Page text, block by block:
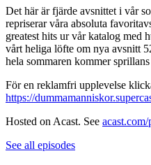
Det här är fjärde avsnittet i vår
repriserar våra absoluta
greatest hits ur vår katalog med
vårt heliga löfte om nya avsnitt
hela sommaren kommer
För en reklamfri upplevelse
https://
Hosted on Acast. See
See all episodes